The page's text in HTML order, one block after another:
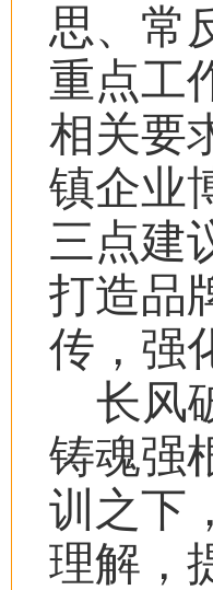
思、常
重点工
相关要
镇企业
三点建
打造品
传，强
长风
铸魂强
训之下
理解，